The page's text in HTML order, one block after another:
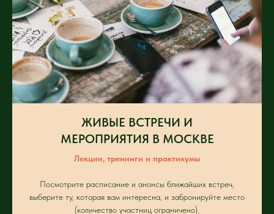
ЖИВЫЕ ВСТРЕЧИ И
МЕРОПРИЯТИЯ В МОСКВЕ
Лекции, тренинги и практикумы
Посмотрите расписание и анонсы ближайших встреч,
выберите ту, которая вам интересна, и забронируйте место
(количество участниц ограничено).